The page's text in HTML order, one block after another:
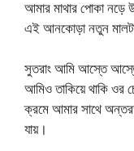
আমার মাথার পোকা
এই আনকোড়া নতুন
সুতরাং আমি আস্তে
আমিও তাকিয়ে থাকি ওর
ক্রমে আমার সাথে
যায়।